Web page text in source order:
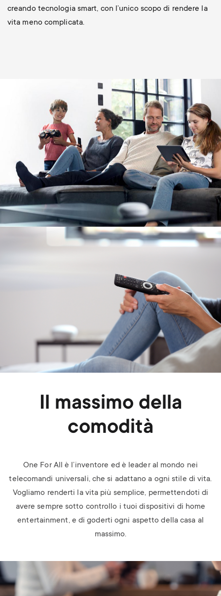
creando tecnologia smart, con l’unico scopo di rendere la
vita meno complicata.
Il massimo della
comodità
One For All è l’inventore ed è leader al mondo nei
telecomandi universali, che si adattano a ogni stile di vita.
Vogliamo renderti la vita più semplice, permettendoti di
avere sempre sotto controllo i tuoi dispositivi di home
entertainment, e di goderti ogni aspetto della casa al
massimo.
Image